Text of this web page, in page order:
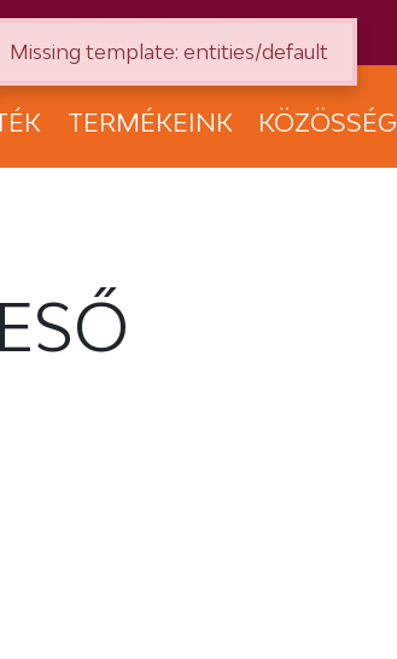
TERMÉKEINK KÖZÖSSÉG
Missing template: entities/default